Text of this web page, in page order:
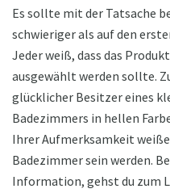
Es sollte mit der Tatsache
schwieriger als auf den
Jeder weiß, dass das
ausgewählt werden sollte.
glücklicher Besitzer eines
Badezimmers in hellen
Ihrer Aufmerksamkeit
Badezimmer sein werden.
Information, gehst du zum